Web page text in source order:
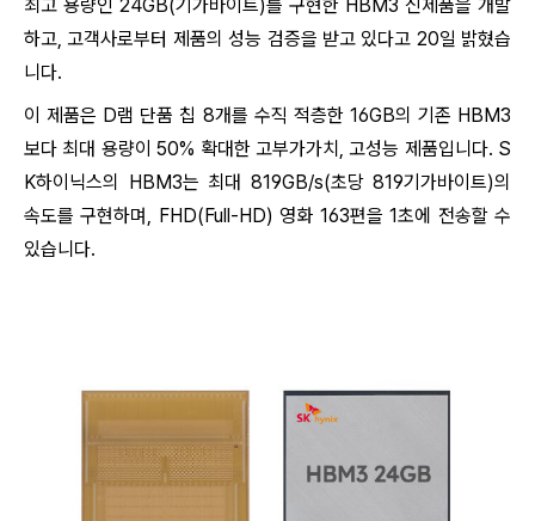
최고 용량인 24GB(기가바이트)를 구현한 HBM3 신제품을 개발
하고, 고객사로부터 제품의 성능 검증을 받고 있다고 20일 밝혔습
니다.
이 제품은 D램 단품 칩 8개를 수직 적층한 16GB의 기존 HBM3
보다 최대 용량이 50% 확대한 고부가가치, 고성능 제품입니다. S
K하이닉스의 HBM3는 최대 819GB/s(초당 819기가바이트)의
속도를 구현하며, FHD(Full-HD) 영화 163편을 1초에 전송할 수
있습니다.